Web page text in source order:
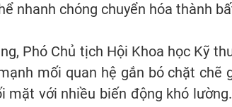
nhanh chóng chuyển hóa thành
Phó Chủ tịch Hội Khoa học Kỹ
mối quan hệ gắn bó chặt
mặt với nhiều biến động khó